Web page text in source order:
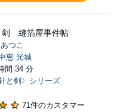
剣 縫箔屋事件帖
つこ
恵 光城
間 34 分
針と剣〉シリーズ
71件のカスタマー